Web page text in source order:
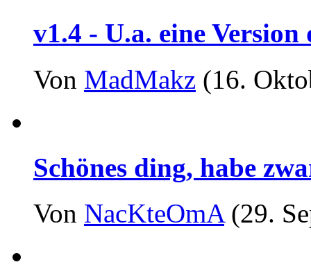
v1.4 - U.a. eine
Von MadMakz (16.
Schönes ding, habe
Von NacKteOmA(29.